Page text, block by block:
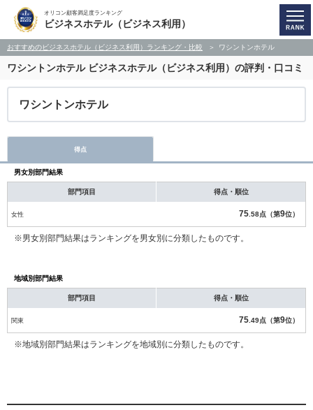
オリコン顧客満足度ランキング
ビジネスホテル（ビジネス利用）
おすすめのビジネスホテル（ビジネス利用）ランキング・比較 ワシントンホテル
ワシントンホテルビジネスホテル（ビジネス利用）の評判・口コミ
ワシントンホテル
得点
男女別部門結果
部門項目 得点・順位
女性 75 .58点（第9位）
※男女別部門結果はランキングを男女別に分類したものです。
地域別部門結果
部門項目 得点・順位
関東 75 .49点（第9位）
※地域別部門結果はランキングを地域別に分類したものです。